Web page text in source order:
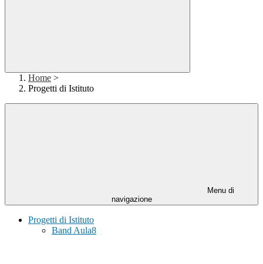
Home >
Progetti di Istituto
Menu di
navigazione
Progetti di Istituto
Band Aula8